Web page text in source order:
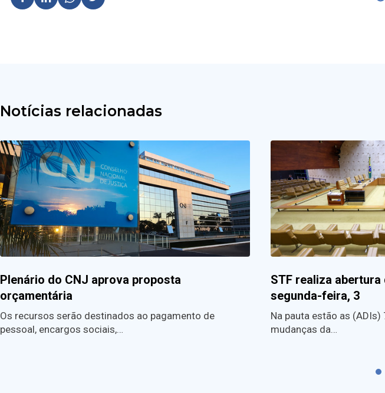
Notícias relacionadas
Plenário do CNJ aprova proposta
orçamentária
Os recursos serão destinados ao pagamento de
pessoal, encargos sociais,…
STF realiza
segunda-feira, 3
Na pauta estão as
mudanças da…